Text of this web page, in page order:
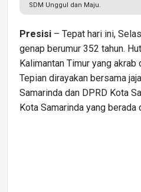
SDM Unggul dan Maju.
Presisi – Tepat hari ini,
genap berumur 352 tahun.
Kalimantan Timur yang
Tepian dirayakan bersama
Samarinda dan DPRD Kota
Kota Samarinda yang berada